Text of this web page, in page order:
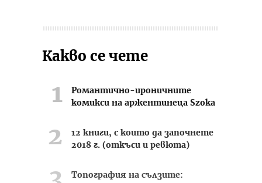
Какво се чете
Романтично-ироничните
комикси на аржентинеца Szoka
12 книги, с които да започнете
2018 г. (откъси и ревюта)
Топография на сълзите: